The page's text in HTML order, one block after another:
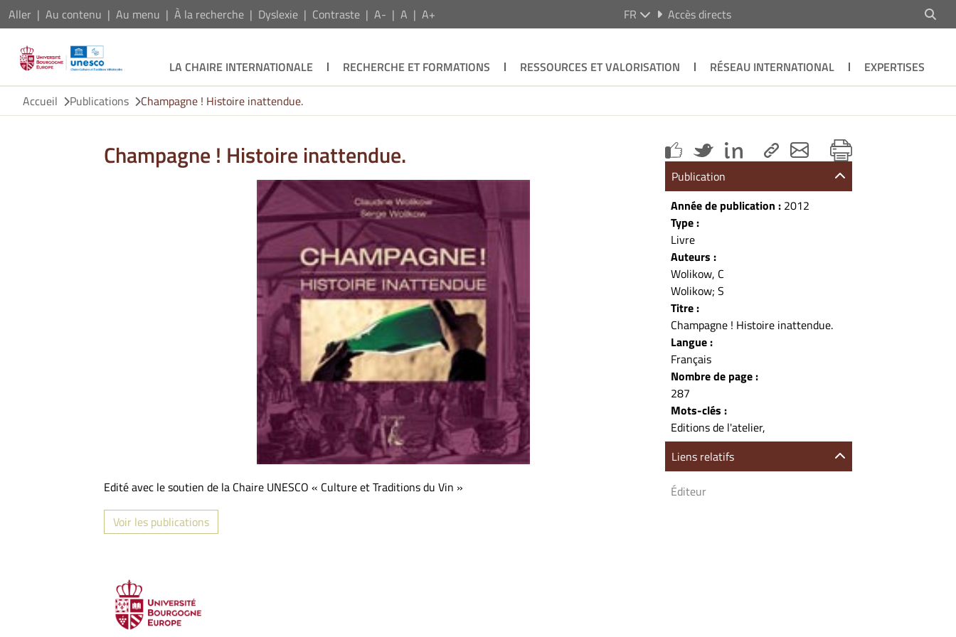
Aller Au contenu Au menu À la recherche Dyslexie Contraste A- A A+ FR Accès directs
LA CHAIRE INTERNATIONALE RECHERCHE ET FORMATIONS RESSOURCES ET VALORISATION RÉSEAU INTERNATIONAL
EXPERTISES
Accueil
Publications Champagne ! Histoire inattendue.
Champagne ! Histoire inattendue.
Edité avec le soutien de la Chaire UNESCO « Culture et Traditions du Vin »
Voir les publications
Publication
Année de publication : 2012
Type :
Livre
Auteurs :
Wolikow, C
Wolikow; S
Titre :
Champagne ! Histoire inattendue.
Langue :
Français
Nombre de page :
287
Mots-clés :
Editions de l'atelier,
Liens relatifs
Éditeur